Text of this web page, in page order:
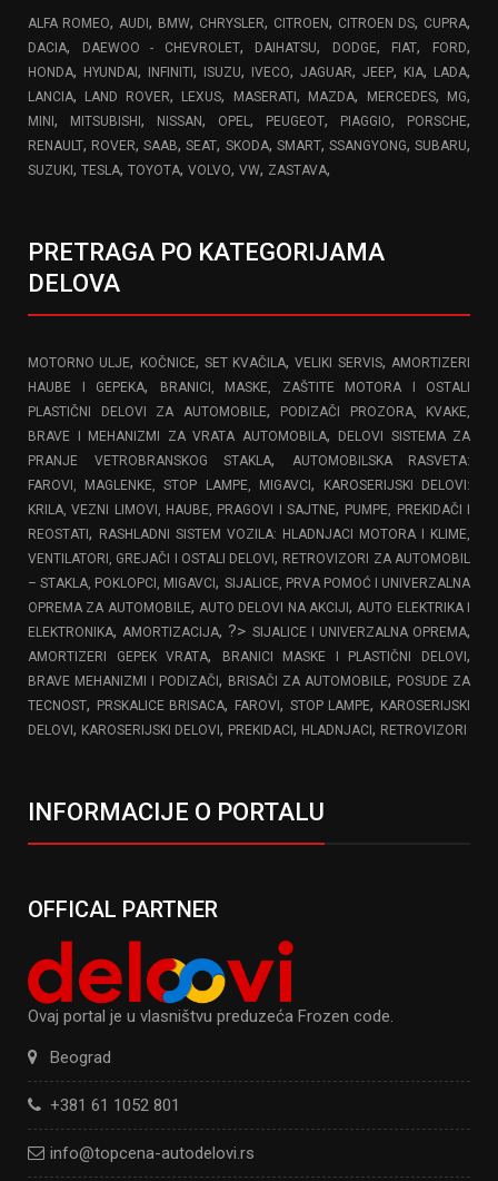
ALFA ROMEO, AUDI, BMW, CHRYSLER, CITROEN, CITROEN DS, CUPRA,
DACIA, DAEWOO - CHEVROLET, DAIHATSU, DODGE, FIAT, FORD,
HONDA, HYUNDAI, INFINITI, ISUZU, IVECO, JAGUAR, JEEP, KIA, LADA,
LANCIA, LAND ROVER, LEXUS, MASERATI, MAZDA, MERCEDES, MG,
MINI, MITSUBISHI, NISSAN, OPEL , PEUGEOT, PIAGGIO, PORSCHE,
RENAULT, ROVER,SAAB,SEAT, SKODA, SMART, SSANGYONG,SUBARU,
SUZUKI, TESLA, TOYOTA, VOLVO, VW, ZASTAVA,
PRETRAGA PO KATEGORIJAMA
DELOVA
MOTORNO ULJE, KOČNICE, SET KVAČILA,VELIKI SERVIS, AMORTIZERI
HAUBE I GEPEKA,
BRANICI, MASKE, ZAŠTITE MOTORA I OSTALI
PLASTIČNI DELOVI ZA AUTOMOBILE,
PODIZAČI PROZORA, KVAKE,
BRAVE I MEHANIZMI ZA VRATA AUTOMOBILA,
DELOVI SISTEMA ZA
PRANJE VETROBRANSKOG STAKLA,
AUTOMOBILSKA RASVETA:
FAROVI, MAGLENKE, STOP LAMPE, MIGAVCI,
KAROSERIJSKI DELOVI:
KRILA, VEZNI LIMOVI, HAUBE, PRAGOVI I SAJTNE, PUMPE, PREKIDAČI I
REOSTATI, RASHLADNI SISTEM VOZILA: HLADNJACI MOTORA I KLIME,
VENTILATORI, GREJAČI I OSTALI DELOVI, RETROVIZORI ZA AUTOMOBIL
– STAKLA, POKLOPCI, MIGAVCI, SIJALICE, PRVA POMOĆ I UNIVERZALNA
OPREMA ZA AUTOMOBILE, AUTO DELOVI NA AKCIJI, AUTO ELEKTRIKA I
ELEKTRONIKA, AMORTIZACIJA, ?> SIJALICE I UNIVERZALNA OPREMA,
AMORTIZERI GEPEK VRATA, BRANICI MASKE I PLASTIČNI DELOVI,
BRAVE MEHANIZMI I PODIZAČI, BRISAČI ZA AUTOMOBILE, POSUDE ZA
TECNOST, PRSKALICE BRISACA, FAROVI, STOP LAMPE, KAROSERIJSKI
DELOVI, KAROSERIJSKI DELOVI, PREKIDACI, HLADNJACI, RETROVIZORI
INFORMACIJE O PORTALU
OFFICAL PARTNER
Ovaj portal je u vlasništvu preduzeća Frozen code.
Beograd
+381 61 1052 801
info@topcena-autodelovi.rs